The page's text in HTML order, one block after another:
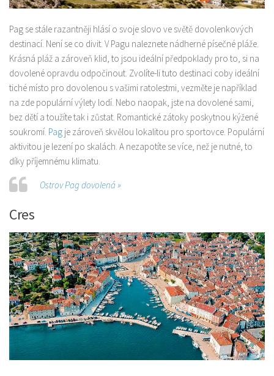
Pag se stále razantněji hlásí o svoje slovo ve světě dovolenkových
destinací. Není se co divit. V Pagu naleznete nádherné písečné pláže.
Krásná pláž a zároveň klid, to jsou ideální předpoklady pro to, si na
dovolené opravdu odpočinout. Zvolíte-li tuto destinaci coby ideální
tiché místo pro dovolenou s vašimi ratolestmi, vezměte je například
na zde populární výlety lodí. Nebo naopak, jste na dovolené sami,
bez dětí a toužíte tak i zůstat. Romantické zátoky poskytnou kýžené
soukromí. Pag je zároveň skvělou lokalitou pro sportovce. Populární
aktivitou je lezení po skalách. A nezapotíte se více, než je nutné, to
díky příjemnému klimatu.
Ostrov Pag dovolená »
Cres